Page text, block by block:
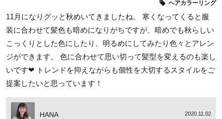
ヘアカラーリング
11月になりグッと秋めいてきましたね。 寒くなってくると服
装に合わせて髪色も暗めになりがちですが、暗めでも秋らしい
こっくりとした色にしたり、明るめにしてみたり色々とアレン
ジができます。 色に合わせて思い切って髪型を変えるのも楽し
いです❤ トレンドを抑えながらも個性を大切するスタイルをご
提案したいと思っています！
HANA 2020.11.02